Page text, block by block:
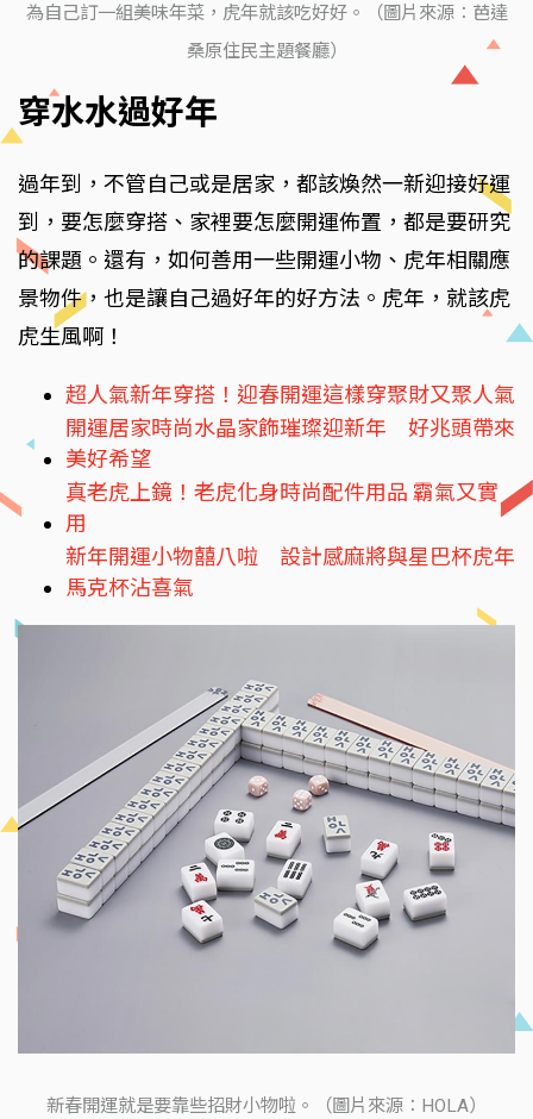
為自己訂一組美味年菜，虎年就該吃好好。（圖片來源：芭達
桑原住民主題餐廳）
穿水水過好年
過年到，不管自己或是居家，都該煥然一新迎接好運
到，要怎麼穿搭、家裡要怎麼開運佈置，都是要研究
的課題。還有，如何善用一些開運小物、虎年相關應
景物件，也是讓自己過好年的好方法。虎年，就該虎
虎生風啊！
超人氣新年穿搭！迎春開運這樣穿聚財又聚人氣
開運居家時尚水晶家飾璀璨迎新年 好兆頭帶來
美好希望
真老虎上鏡！老虎化身時尚配件用品 霸氣又實
用
新年開運小物囍八啦 設計感麻將與星巴杯虎年
馬克杯沾喜氣
新春開運就是要靠些招財小物啦。（圖片來源：HOLA）